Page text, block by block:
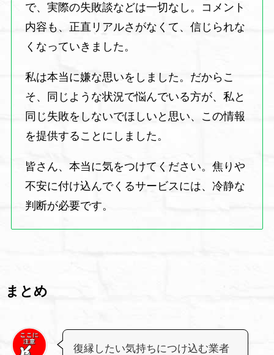
で、実際の失敗談などは一切なし。コメント
内容も、正直リアルさがなくて、信じられな
くなっていきました。
私は本当に嫌な思いをしました。だからこ
そ、同じような状況で悩んでいる方が、私と
同じ失敗をしないでほしいと思い、この情報
を提供することにしました。
皆さん、本当に気をつけてください。焦りや
不安に付け込んでくるサービスには、冷静な
判断が必要です。
まとめ
復縁したい気持ちにつけ込む業者